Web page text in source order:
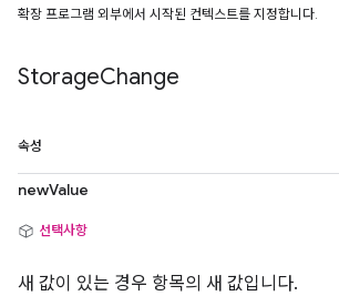
확장 프로그램 외부에서 시작된 컨텍스트를 지정합니다.
StorageChange
속성
newValue
선택사항
새 값이 있는 경우 항목의 새 값입니다.